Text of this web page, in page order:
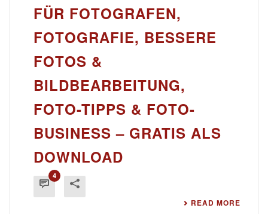
FÜR FOTOGRAFEN,
FOTOGRAFIE, BESSERE
FOTOS &
BILDBEARBEITUNG,
FOTO-TIPPS & FOTO-
BUSINESS – GRATIS ALS
DOWNLOAD
4
READ MORE